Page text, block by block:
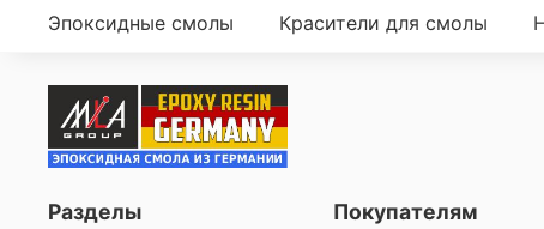
Эпоксидные смолы Красители для смолы
Разделы Покупателям